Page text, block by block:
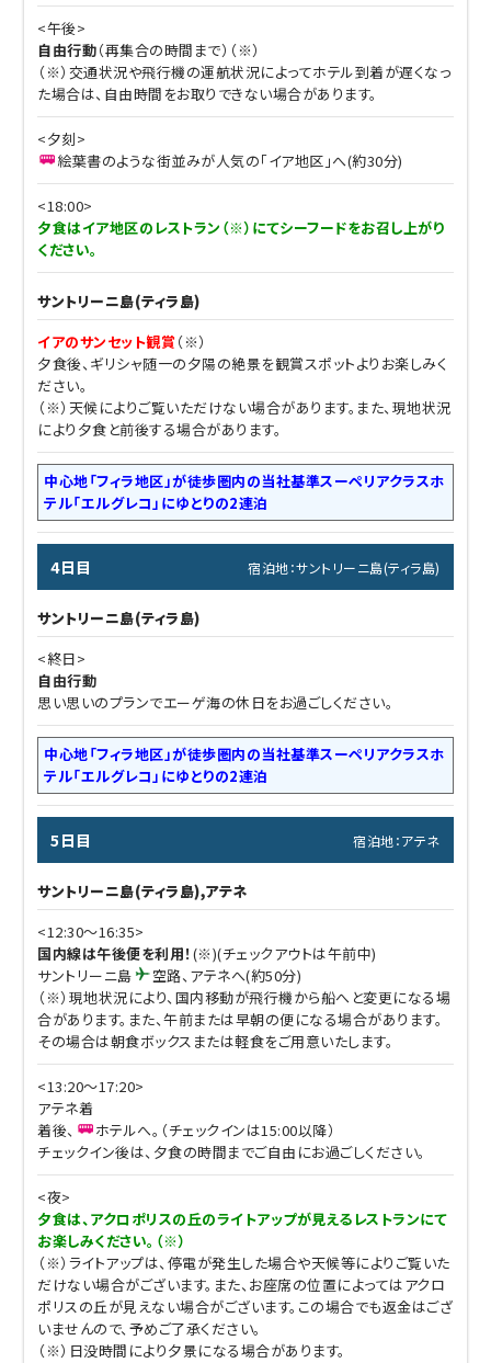
<午後>
自由行動（再集合の時間まで）（※）
（※）交通状況や飛行機の運航状況によってホテル到着が遅くなっ
た場合は、自由時間をお取りできない場合があります。
<夕刻>
絵葉書のような街並みが人気の「イア地区」へ(約30分)
<18:00>
夕食はイア地区のレストラン（※）にてシーフードをお召し上がり
ください。
サントリーニ島(ティラ島)
イアのサンセット観賞（※）
夕食後、ギリシャ随一の夕陽の絶景を観賞スポットよりお楽しみく
ださい。
（※）天候によりご覧いただけない場合があります。また、現地状況
により夕食と前後する場合があります。
中心地「フィラ地区」が徒歩圏内の当社基準スーペリアクラスホ
テル「エルグレコ」にゆとりの2連泊
4日目 宿泊地：サントリーニ島(ティラ島)
サントリーニ島(ティラ島)
<終日>
自由行動
思い思いのプランでエーゲ海の休日をお過ごしください。
中心地「フィラ地区」が徒歩圏内の当社基準スーペリアクラスホ
テル「エルグレコ」にゆとりの2連泊
5日目 宿泊地：アテネ
サントリーニ島(ティラ島),アテネ
<12:30～16:35>
国内線は午後便を利用！ (※)(チェックアウトは午前中)
サントリーニ島
空路、アテネへ(約50分)
（※）現地状況により、国内移動が飛行機から船へと変更になる場
合があります。また、午前または早朝の便になる場合があります。
その場合は朝食ボックスまたは軽食をご用意いたします。
<13:20～17:20>
アテネ着
着後、
ホテルへ。（チェックインは15:00以降）
チェックイン後は、夕食の時間までご自由にお過ごしください。
<夜>
夕食は、アクロポリスの丘のライトアップが見えるレストランにて
お楽しみください。（※）
（※）ライトアップは、停電が発生した場合や天候等によりご覧いた
だけない場合がございます。また、お座席の位置によってはアクロ
ポリスの丘が見えない場合がございます。この場合でも返金はござ
いませんので、予めご了承ください。
（※）日没時間により夕景になる場合があります。